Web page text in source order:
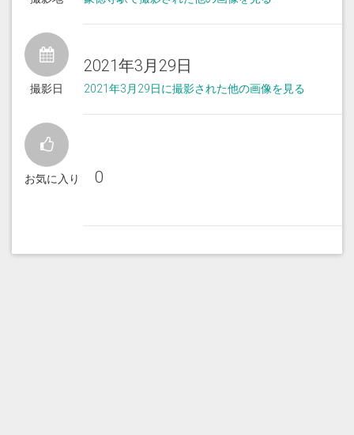
撮影日
2021年3月29日
2021年3月29日に撮影された他の画像を見る
お気に入り 0